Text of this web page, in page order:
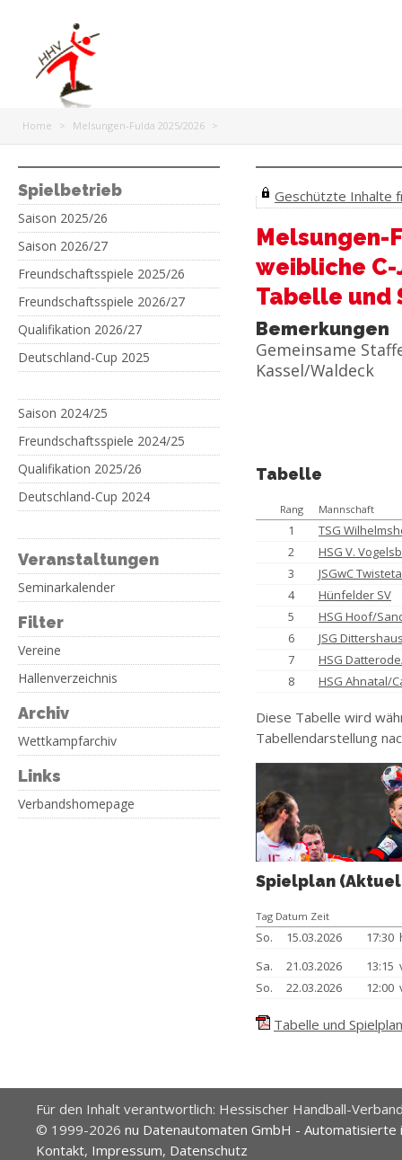
Home > Melsungen-Fulda 2025/2026 >
Spielbetrieb
Saison 2025/26
Saison 2026/27
Freundschaftsspiele 2025/26
Freundschaftsspiele 2026/27
Qualifikation 2026/27
Deutschland-Cup 2025
Saison 2024/25
Freundschaftsspiele 2024/25
Qualifikation 2025/26
Deutschland-Cup 2024
Veranstaltungen
Seminarkalender
Filter
Vereine
Hallenverzeichnis
Archiv
Wettkampfarchiv
Links
Verbandshomepage
Geschützte Inhalte
Melsungen-
weibliche
Tabelle und
Bemerkungen
Gemeinsame
Kassel/Waldeck
Tabelle
Rang Mannschaft
1
TSG
2
HSG V.
3
JSGwC
4
Hünfelder SV
5
HSG Hoof/
6
JSG
7
HSG
8
HSG Ahnatal/
Diese Tabelle wird
Tabellendarstellung
Spielplan
Tag Datum Zeit
So. 15.03.2026
Sa.
21.03.2026
So.
22.03.2026
Tabelle und
Für den Inhalt verantwortlich: Hessischer Handball-
© 1999-2026 nu Datenautomaten GmbH -
Kontakt, Impressum, Datenschutz